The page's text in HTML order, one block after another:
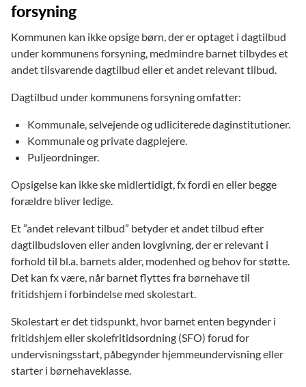
forsyning
Kommunen kan ikke opsige børn, der er optaget i dagtilbud
under kommunens forsyning, medmindre barnet tilbydes et
andet tilsvarende dagtilbud eller et andet relevant tilbud.
Dagtilbud under kommunens forsyning omfatter:
Kommunale, selvejende og udliciterede daginstitutioner.
Kommunale og private dagplejere.
Puljeordninger.
Opsigelse kan ikke ske midlertidigt, fx fordi en eller begge
forældre bliver ledige.
Et ”andet relevant tilbud” betyder et andet tilbud efter
dagtilbudsloven eller anden lovgivning, der er relevant i
forhold til bl.a. barnets alder, modenhed og behov for støtte.
Det kan fx være, når barnet flyttes fra børnehave til
fritidshjem i forbindelse med skolestart.
Skolestart er det tidspunkt, hvor barnet enten begynder i
fritidshjem eller skolefritidsordning (SFO) forud for
undervisningsstart, påbegynder hjemmeundervisning eller
starter i børnehaveklasse.